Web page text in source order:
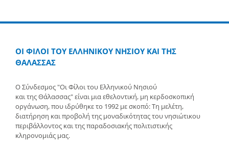
ΟΙ ΦΙΛΟΙ ΤΟΥ ΕΛΛΗΝΙΚΟΥ ΝΗΣΙΟΥ ΚΑΙ ΤΗΣ
ΘΑΛΑΣΣΑΣ
Ο Σύνδεσμος "Οι Φίλοι του Ελληνικού Νησιού
και της Θάλασσας" είναι μια εθελοντική, μη κερδοσκοπική
οργάνωση, που ιδρύθηκε το 1992 με σκοπό: Τη μελέτη,
διατήρηση και προβολή της μοναδικότητας του νησιώτικου
περιβάλλοντος και της παραδοσιακής πολιτιστικής
κληρονομιάς μας.